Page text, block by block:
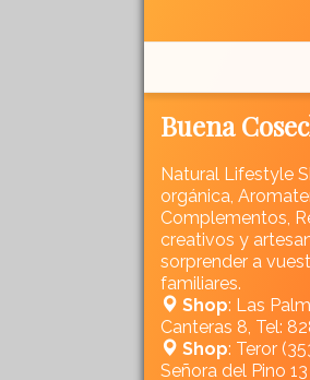
Buena
Natural Lifestyle
orgánica,
Complementos,
creativos y
sorprender a
familiares.
Shop: Las
Canteras 8, Tel:
Shop: Teror
Señora del Pino 13